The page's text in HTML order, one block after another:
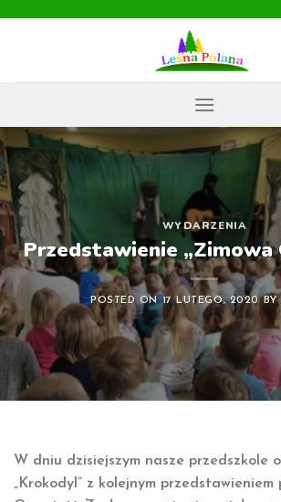
WYDARZENIA
Przedstawienie „Zimowa
POSTED ON 17 LUTEGO, 2020BY
W dniu dzisiejszym nasze przedszkole
„Krokodyl” z kolejnym przedstawieniem